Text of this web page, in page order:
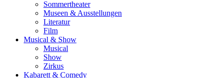
Sommertheater
Museen & Ausstellungen
Literatur
Film
Musical & Show
Musical
Show
Zirkus
Kabarett & Comedy